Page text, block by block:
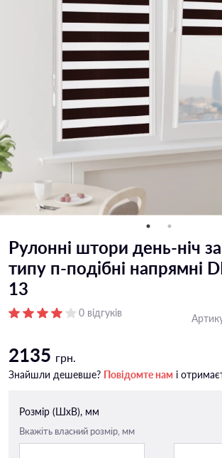
Рулонні штори день-ніч
типу п-подiбні напрямні
13
0 відгуків
2135 грн.
Знайшли дешевше? Повідомте нам і
Розмір (ШxВ), мм
Вкажіть власний розмір, мм